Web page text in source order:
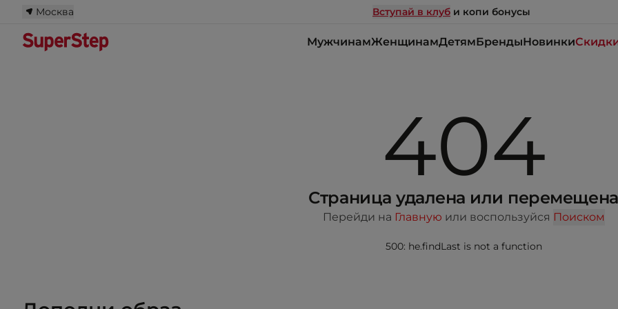
Москва Вступай в клуб и копи бонусы
МужчинамЖенщинамДетямБрендыНовинки
404
Страница удалена или перемещена
Перейди на Главную или воспользуйся Поиском
500: he.findLast is not a function